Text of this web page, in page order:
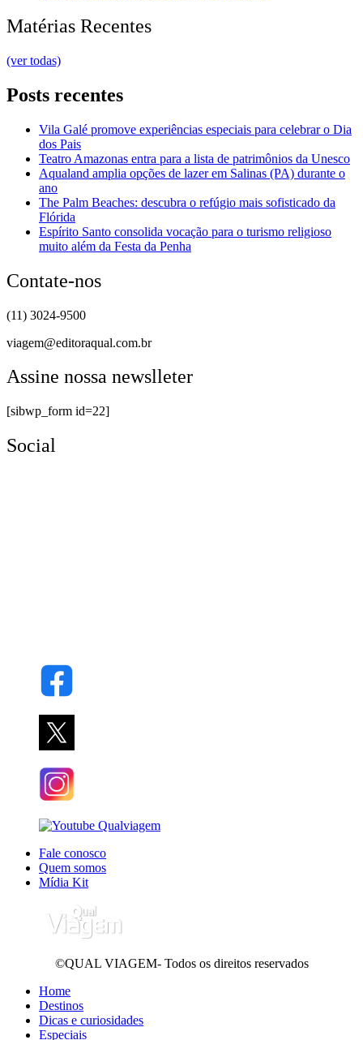
Matérias Recentes
(ver todas)
Posts recentes
Vila Galé promove experiências especiais para celebrar o Dia
dos Pais
Teatro Amazonas entra para a lista de patrimônios da Unesco
Aqualand amplia opções de lazer em Salinas (PA) durante o
ano
The Palm Beaches: descubra o refúgio mais sofisticado da
Flórida
Espírito Santo consolida vocação para o turismo religioso
muito além da Festa da Penha
Contate-nos
(11) 3024-9500
viagem@editoraqual.com.br
Assine nossa newslleter
[sibwp_form id=22]
Social
Fale conosco
Quem somos
Mídia Kit
©QUAL VIAGEM- Todos os direitos reservados
Home
Destinos
Dicas e curiosidades
Especiais